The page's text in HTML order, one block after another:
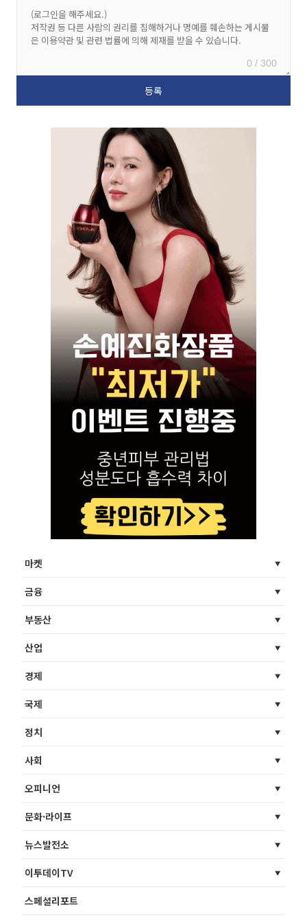
0 / 300
마켓
금융
부동산
산업
경제
국제
정치
사회
오피니언
문화·라이프
뉴스발전소
이투데이TV
스페셜리포트